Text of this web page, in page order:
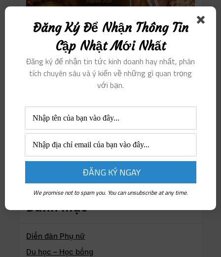
Danh mục
Diễn đàn Phụ nữ
Du học – Học bổng
Đăng Ký Để Nhận Thông Tin
Cập Nhật Mới Nhất
Đăng ký để nhận tin tức kinh doanh hay nhất, phân
tích chuyên sâu và ý kiến ​​về những gì quan trọng
với bạn.
We promise not to spam you. You can unsubscribe at any time.